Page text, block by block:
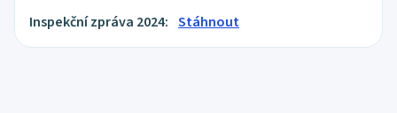
Inspekční zpráva 2024: Stáhnout